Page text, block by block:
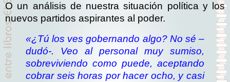
O un análisis de nuestra situación política y los
nuevos partidos aspirantes al poder.
«¿Tú los ves gobernando algo? No sé –
dudó-. Veo al personal muy sumiso,
sobreviviendo como puede, aceptando
cobrar seis horas por hacer ocho, y casi